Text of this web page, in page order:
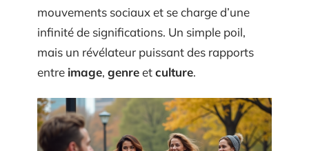
mouvements sociaux et se charge d’une
infinité de significations. Un simple poil,
mais un révélateur puissant des rapports
entre image, genreetculture.